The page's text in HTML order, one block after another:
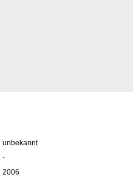
unbekannt
-
2006